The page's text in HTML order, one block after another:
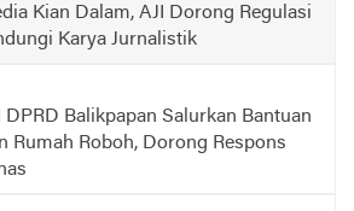
Kian Dalam, AJI Dorong Regulasi
Karya Jurnalistik
DPRD Balikpapan Salurkan Bantuan
Rumah Roboh, Dorong Respons